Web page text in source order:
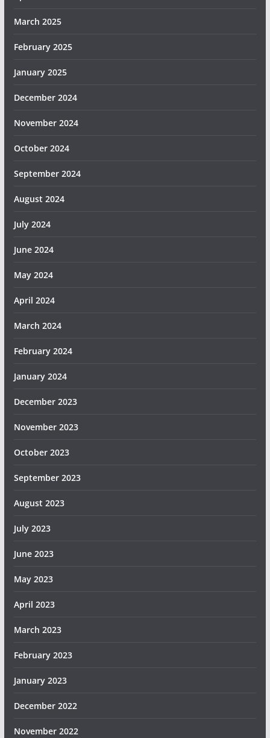
March 2025
February 2025
January 2025
December 2024
November 2024
October 2024
September 2024
August 2024
July 2024
June 2024
May 2024
April 2024
March 2024
February 2024
January 2024
December 2023
November 2023
October 2023
September 2023
August 2023
July 2023
June 2023
May 2023
April 2023
March 2023
February 2023
January 2023
December 2022
November 2022